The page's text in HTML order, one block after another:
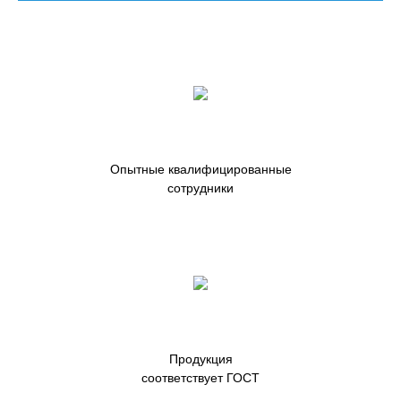
Опытные квалифицированные
сотрудники
Продукция
соответствует ГОСТ